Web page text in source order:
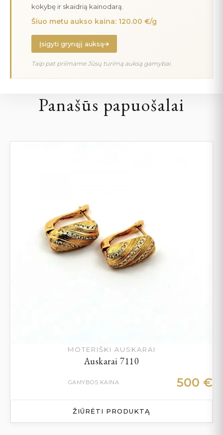
kokybę ir skaidrią kainodarą.
Šiuo metu aukso kaina: 120.00 €/g
Įsigyti grynąjį auksą
Taip pat priimame Jūsų turimą auksą gamybai.
Panašūs papuošalai
MOTERIŠKI AUSKARAI
Auskarai 7110
GAMYBOS KAINA 500 €
ŽIŪRĖTI PRODUKTĄ